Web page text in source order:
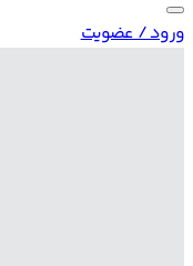
ورود / عضویت